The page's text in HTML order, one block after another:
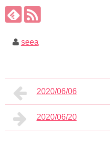
seea
2020/06/06
2020/06/20